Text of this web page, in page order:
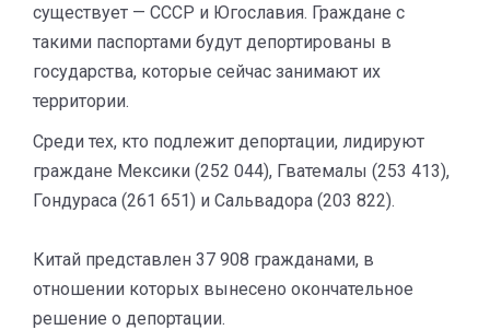
существует — СССР и Югославия. Граждане с
такими паспортами будут депортированы в
государства, которые сейчас занимают их
территории.
Среди тех, кто подлежит депортации, лидируют
граждане Мексики (252 044), Гватемалы (253 413),
Гондураса (261 651) и Сальвадора (203 822).
Китай представлен 37 908 гражданами, в
отношении которых вынесено окончательное
решение о депортации.